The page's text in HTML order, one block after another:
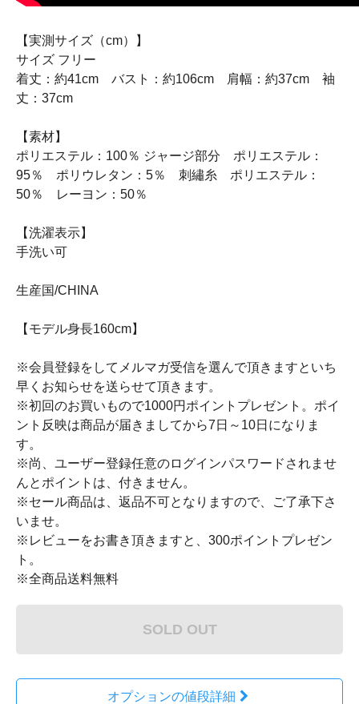
【実測サイズ（cm）】
サイズ フリー
着丈：約41cm バスト：約106cm 肩幅：約37cm 袖
丈：37cm
【素材】
ポリエステル：100％ ジャージ部分 ポリエステル：
95％ ポリウレタン：5％ 刺繡糸 ポリエステル：
50％ レーヨン：50％
【洗濯表示】
手洗い可
生産国/CHINA
【モデル身長160cm】
※会員登録をしてメルマガ受信を選んで頂きますといち
早くお知らせを送らせて頂きます。
※初回のお買いもので1000円ポイントプレゼント。ポイ
ント反映は商品が届きましてから7日～10日になりま
す。
※尚、ユーザー登録任意のログインパスワードされませ
んとポイントは、付きません。
※セール商品は、返品不可となりますので、ご了承下さ
いませ。
※レビューをお書き頂きますと、300ポイントプレゼン
ト。
※全商品送料無料
SOLD OUT
オプションの値段詳細